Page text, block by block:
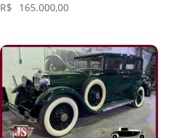
R$
165.000,00